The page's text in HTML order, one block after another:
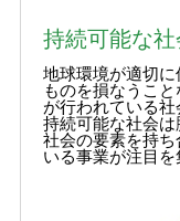
持続可能な社
地球環境が適切
ものを損なうこ
が行われている社
持続可能な社会
社会の要素を持
いる事業が注目を